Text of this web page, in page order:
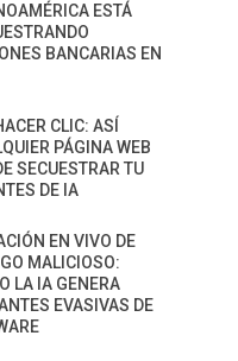
ESTÁ
BANCARIAS EN
CLIC: ASÍ
PÁGINA WEB
SECUESTRAR TU
DE IA
EN VIVO DE
MALICIOSO:
LA IA GENERA
EVASIVAS DE